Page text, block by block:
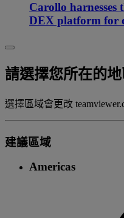
Carollo harnesses
DEX platform for
請選擇您所在的
選擇區域會更改
建議區域
Americas